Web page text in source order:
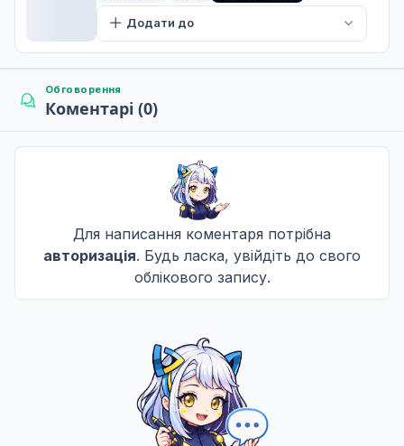
Додати до
Обговорення
Коментарі (0)
Для написання коментаря потрібна
авторизація. Будь ласка, увійдіть до свого
облікового запису.